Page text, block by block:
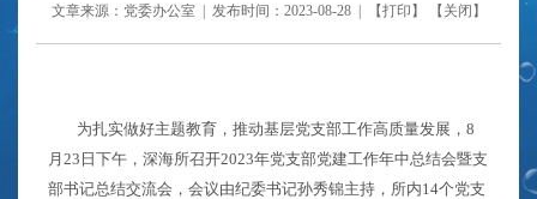
文章来源：党委办公室 | 发布时间：2023-08-28 | 【打印 】 【 关闭 】
为扎实做好主题教育，推动基层党支部工作高质量发展， 8
月 23 日下午，深海所召开2023年党支部党建工作年中总结会暨支
部书记总结交流会，会议由纪委书记孙秀锦主持，所内14个党支